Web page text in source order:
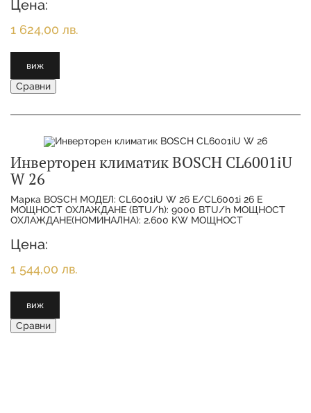
Цена:
1 624,00 лв.
виж
Сравни
Инверторен климатик BOSCH CL6001iU
W 26
Марка BOSCH МОДЕЛ: CL6001iU W 26 E/CL6001i 26 E
МОЩНОСТ ОХЛАЖДАНЕ (BTU/h): 9000 BTU/h МОЩНОСТ
ОХЛАЖДАНЕ(НОМИНАЛНА): 2.600 KW МОЩНОСТ
Цена:
1 544,00 лв.
виж
Сравни